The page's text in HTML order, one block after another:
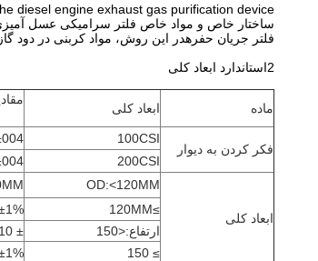
فلتر جریان حفرهدر این روش، مواد کربنی در دود
2استاندارد ابعاد کلی
ماده ابعاد کلی
فکر کردن به دیوار
100CSI
200CSI
ابعاد کلی
OD:<120MM
≥120MM
ارتفاع:<150
± 10
≥ 150
±1%